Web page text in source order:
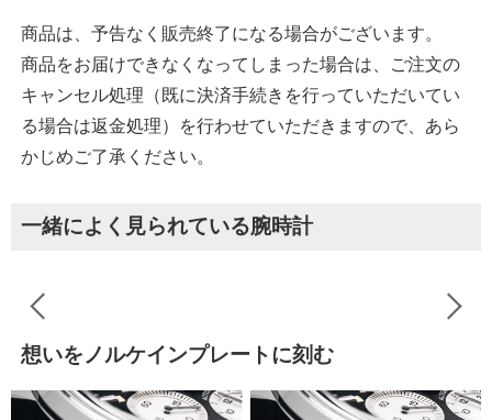
商品は、予告なく販売終了になる場合がございます。
商品をお届けできなくなってしまった場合は、ご注文の
キャンセル処理（既に決済手続きを行っていただいてい
る場合は返金処理）を行わせていただきますので、あら
かじめご了承ください。
一緒によく見られている腕時計
想いをノルケインプレートに刻む